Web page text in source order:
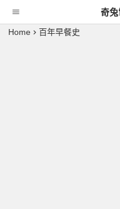
奇
Home 百年早餐史